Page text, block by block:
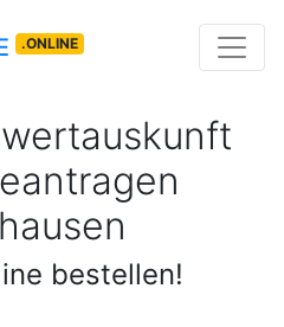
.ONLINE
bestellen!